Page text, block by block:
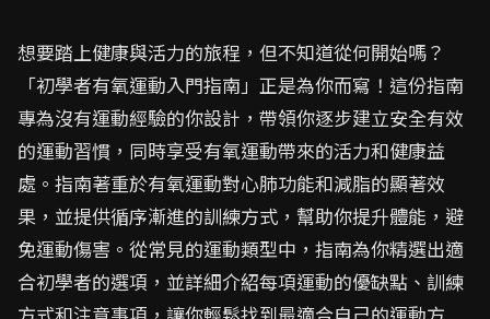
想要踏上健康與活力的旅程，但不知道從何開始嗎？
「初學者有氧運動入門指南」正是為你而寫！這份指南
專為沒有運動經驗的你設計，帶領你逐步建立安全有效
的運動習慣，同時享受有氧運動帶來的活力和健康益
處。指南著重於有氧運動對心肺功能和減脂的顯著效
果，並提供循序漸進的訓練方式，幫助你提升體能，避
免運動傷害。從常見的運動類型中，指南為你精選出適
合初學者的選項，並詳細介紹每項運動的優缺點、訓練